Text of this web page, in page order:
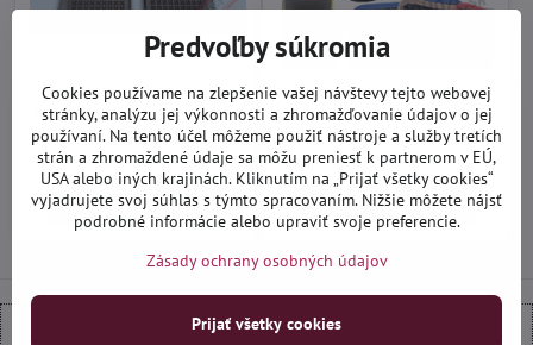
Fiat Croma II 2005-2011 -
autorohože vaničkové Rezaw
Nie je skladom (na dotaz)
37,90 €
Do košíka
Fiat Croma 2005-2010 -
textilné autokoberce
Na objednávku do 14 dní
27,90 €
Zobraziť
Predvoľby súkromia
Cookies používame na zlepšenie vašej návštevy tejto webovej
stránky, analýzu jej výkonnosti a zhromažďovanie údajov o jej
používaní. Na tento účel môžeme použiť nástroje a služby tretích
strán a zhromaždené údaje sa môžu preniesť k partnerom v EÚ,
USA alebo iných krajinách. Kliknutím na „Prijať všetky cookies“
vyjadrujete svoj súhlas s týmto spracovaním. Nižšie môžete nájsť
podrobné informácie alebo upraviť svoje preferencie.
Zásady ochrany osobných údajov
Prijať všetky cookies